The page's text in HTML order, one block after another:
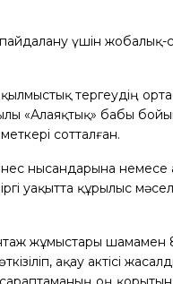
үшін жобалық-
тергеудің
«Алаяқтық» бабы
сотталған.
нысандарына немесе
уақытта құрылыс
жұмыстары шамамен
ақау актісі